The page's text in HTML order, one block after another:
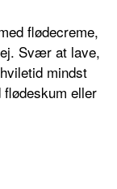
flødecreme,
Svær at lave,
mindst
eller